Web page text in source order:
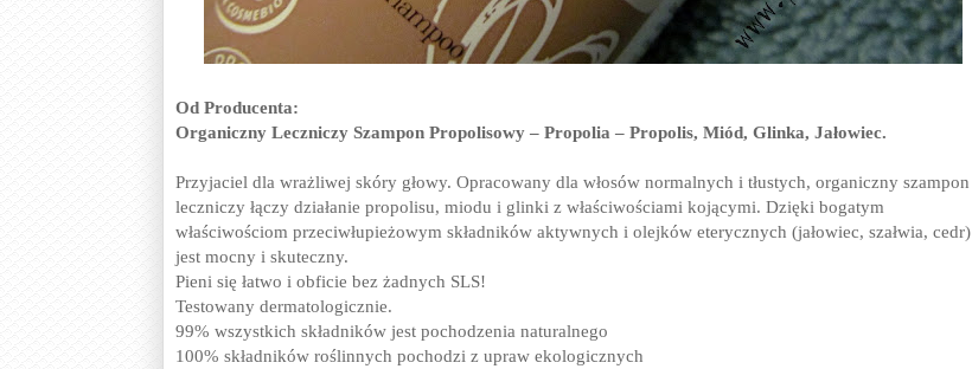
Od Producenta:
Organiczny Leczniczy Szampon Propolisowy – Propolia – Propolis, Miód, Glinka, Jałowiec.
Przyjaciel dla wrażliwej skóry głowy. Opracowany dla włosów normalnych i tłustych, organiczny szampon
leczniczy łączy działanie propolisu, miodu i glinki z właściwościami kojącymi. Dzięki bogatym
właściwościom przeciwłupieżowym składników aktywnych i olejków eterycznych (jałowiec, szałwia, cedr)
jest mocny i skuteczny.
Pieni się łatwo i obficie bez żadnych SLS!
Testowany dermatologicznie.
99% wszystkich składników jest pochodzenia naturalnego
100% składników roślinnych pochodzi z upraw ekologicznych